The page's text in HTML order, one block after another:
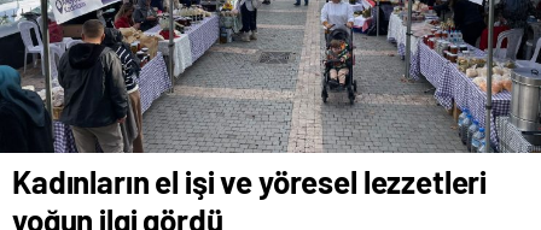
Kadınların el işi ve yöresel lezzetleri
yoğun ilgi gördü